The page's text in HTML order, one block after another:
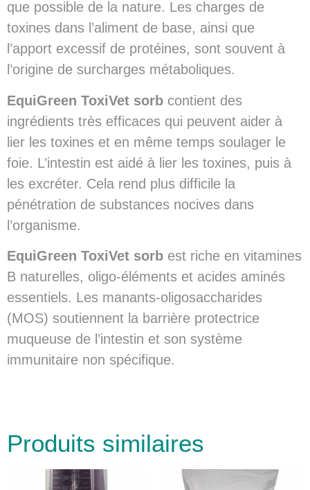
que possible de la nature. Les charges de
toxines dans l’aliment de base, ainsi que
l’apport excessif de protéines, sont souvent à
l’origine de surcharges métaboliques.
EquiGreen ToxiVet sorb contient des
ingrédients très efficaces qui peuvent aider à
lier les toxines et en même temps soulager le
foie. L’intestin est aidé à lier les toxines, puis à
les excréter. Cela rend plus difficile la
pénétration de substances nocives dans
l’organisme.
EquiGreen ToxiVet sorb est riche en vitamines
B naturelles, oligo-éléments et acides aminés
essentiels. Les manants-oligosaccharides
(MOS) soutiennent la barrière protectrice
muqueuse de l’intestin et son système
immunitaire non spécifique.
Produits similaires